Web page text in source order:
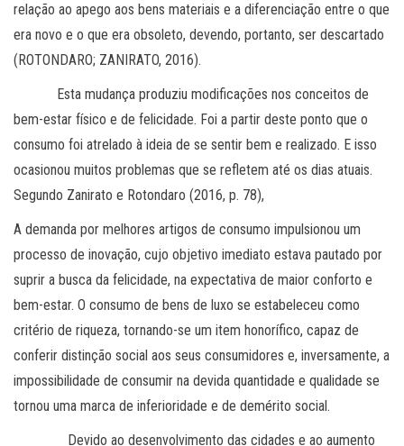
relação ao apego aos bens materiais e a diferenciação entre o que
era novo e o que era obsoleto, devendo, portanto, ser descartado
(ROTONDARO; ZANIRATO, 2016).
Esta mudança produziu modificações nos conceitos de
bem-estar físico e de felicidade. Foi a partir deste ponto que o
consumo foi atrelado à ideia de se sentir bem e realizado. E isso
ocasionou muitos problemas que se refletem até os dias atuais.
Segundo Zanirato e Rotondaro (2016, p. 78),
A demanda por melhores artigos de consumo impulsionou um
processo de inovação, cujo objetivo imediato estava pautado por
suprir a busca da felicidade, na expectativa de maior conforto e
bem-estar. O consumo de bens de luxo se estabeleceu como
critério de riqueza, tornando-se um item honorífico, capaz de
conferir distinção social aos seus consumidores e, inversamente, a
impossibilidade de consumir na devida quantidade e qualidade se
tornou uma marca de inferioridade e de demérito social.
Devido ao desenvolvimento das cidades e ao aumento